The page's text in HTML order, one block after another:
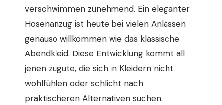
verschwimmen zunehmend. Ein eleganter
Hosenanzug ist heute bei vielen Anlässen
genauso willkommen wie das klassische
Abendkleid. Diese Entwicklung kommt all
jenen zugute, die sich in Kleidern nicht
wohlfühlen oder schlicht nach
praktischeren Alternativen suchen.